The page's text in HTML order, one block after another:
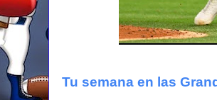
Tu semana en las